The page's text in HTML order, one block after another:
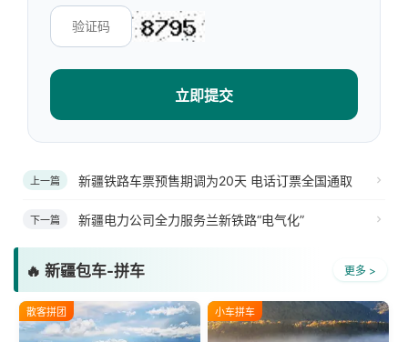
立即提交
上一篇 新疆铁路车票预售期调为20天 电话订票全国通取
下一篇 新疆电力公司全力服务兰新铁路“电气化”
🔥 新疆包车-拼车 更多 >
散客拼团 小车拼车